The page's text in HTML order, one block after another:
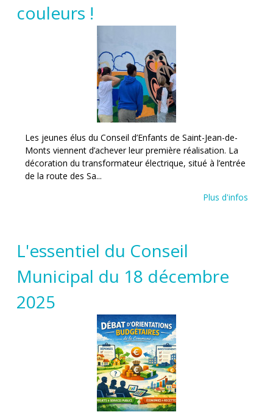
couleurs !
Les jeunes élus du Conseil d’Enfants de Saint-Jean-de-
Monts viennent d’achever leur première réalisation. La
décoration du transformateur électrique, situé à l’entrée
de la route des Sa...
Plus d'infos
L'essentiel du Conseil
Municipal du 18 décembre
2025